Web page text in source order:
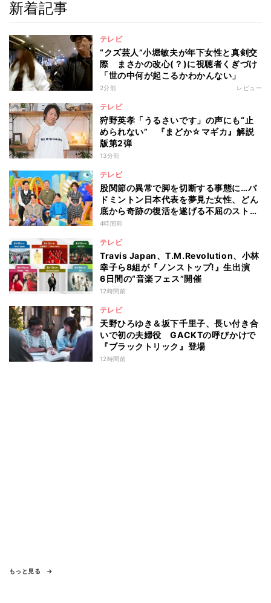
新着記事
テレビ
“クズ芸人”小堀敏夫が年下女性と真剣交
際 まさかの改心(？)に視聴者くぎづけ
「世の中何が起こるかわかんない」
2分前 レビュー
テレビ
狩野英孝「うるさいです」の声にも“止
められない” 『まどか☆マギカ』解説
版第2弾
13分前
テレビ
股関節の異常で脚を切断する事態に…バ
ドミントン日本代表を夢見た女性、どん
底から奇跡の復活を遂げる不屈のストー
リー『仰天』が再現
4時間前
テレビ
Travis Japan、T.M.Revolution、小林
幸子ら8組が『ノンストップ!』生出演
6日間の“音楽フェス”開催
12時間前
テレビ
天野ひろゆき＆坂下千里子、長い付き合
いで初の夫婦役 GACKTの呼びかけで
『ブラックトリック』登場
12時間前
もっと見る